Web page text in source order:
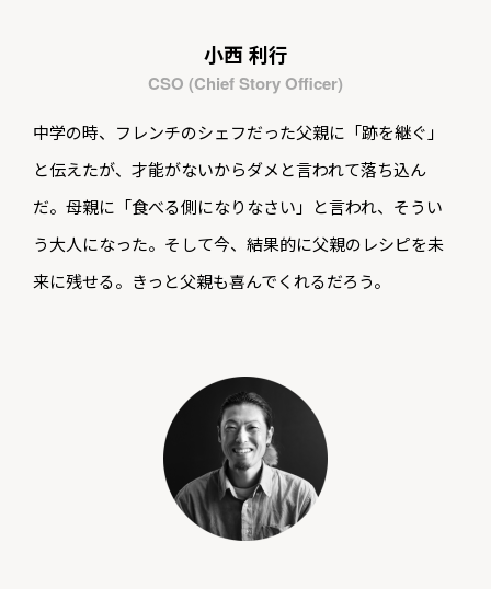
小西 利行
CSO (Chief Story Officer)
中学の時、フレンチのシェフだった父親に「跡を継ぐ」
と伝えたが、才能がないからダメと言われて落ち込ん
だ。母親に「食べる側になりなさい」と言われ、そうい
う大人になった。そして今、結果的に父親のレシピを未
来に残せる。きっと父親も喜んでくれるだろう。